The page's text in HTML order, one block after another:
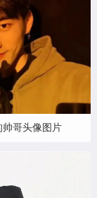
帅哥头像图片